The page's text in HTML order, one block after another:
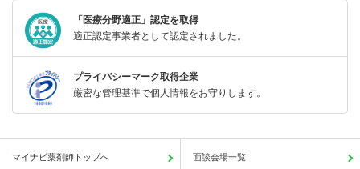
「医療分野適正」認定を取得
適正認定事業者として認定されました。
プライバシーマーク取得企業
厳密な管理基準で個人情報をお守りします。
マイナビ薬剤師トップへ 面談会場一覧